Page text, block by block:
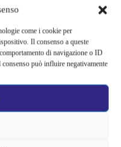
come i cookie per
Il consenso a queste
di navigazione o ID
può influire negativamente